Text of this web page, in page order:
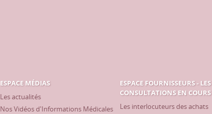
ESPACE MÉDIAS
Les actualités
Nos Vidéos d'Informations Médicales
ESPACE FOURNISSEURS - LES
CONSULTATIONS EN COURS
Les interlocuteurs des achats